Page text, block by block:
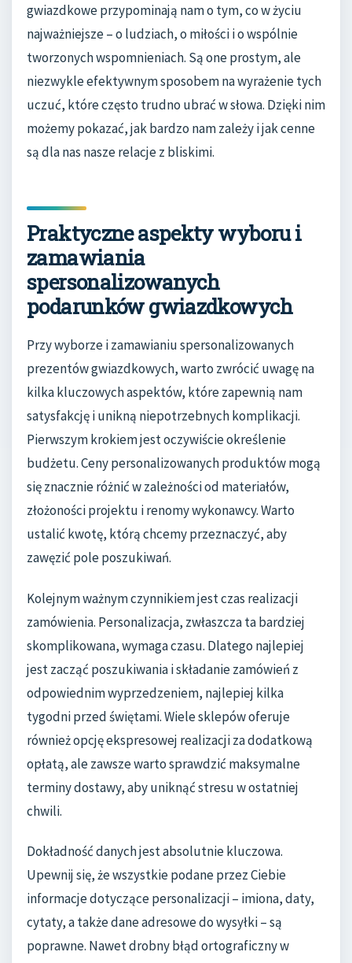
gwiazdkowe przypominają nam o tym, co w życiu
najważniejsze – o ludziach, o miłości i o wspólnie
tworzonych wspomnieniach. Są one prostym, ale
niezwykle efektywnym sposobem na wyrażenie tych
uczuć, które często trudno ubrać w słowa. Dzięki nim
możemy pokazać, jak bardzo nam zależy i jak cenne
są dla nas nasze relacje z bliskimi.
Praktyczne aspekty wyboru i
zamawiania
spersonalizowanych
podarunków gwiazdkowych
Przy wyborze i zamawianiu spersonalizowanych
prezentów gwiazdkowych, warto zwrócić uwagę na
kilka kluczowych aspektów, które zapewnią nam
satysfakcję i unikną niepotrzebnych komplikacji.
Pierwszym krokiem jest oczywiście określenie
budżetu. Ceny personalizowanych produktów mogą
się znacznie różnić w zależności od materiałów,
złożoności projektu i renomy wykonawcy. Warto
ustalić kwotę, którą chcemy przeznaczyć, aby
zawęzić pole poszukiwań.
Kolejnym ważnym czynnikiem jest czas realizacji
zamówienia. Personalizacja, zwłaszcza ta bardziej
skomplikowana, wymaga czasu. Dlatego najlepiej
jest zacząć poszukiwania i składanie zamówień z
odpowiednim wyprzedzeniem, najlepiej kilka
tygodni przed świętami. Wiele sklepów oferuje
również opcję ekspresowej realizacji za dodatkową
opłatą, ale zawsze warto sprawdzić maksymalne
terminy dostawy, aby uniknąć stresu w ostatniej
chwili.
Dokładność danych jest absolutnie kluczowa.
Upewnij się, że wszystkie podane przez Ciebie
informacje dotyczące personalizacji – imiona, daty,
cytaty, a także dane adresowe do wysyłki – są
poprawne. Nawet drobny błąd ortograficzny w